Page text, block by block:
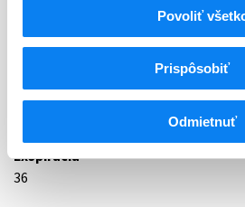
Povoliť
Prispôsobiť
Odmietnuť
Liečivá znižujúce
A10BD
Kombinácie
Metformín a
Exspirácia
36